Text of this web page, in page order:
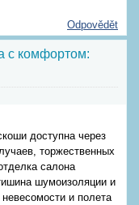
Odpovědět
с комфортом:
доступна через
торжественных
салона
шумоизоляции и
и полета